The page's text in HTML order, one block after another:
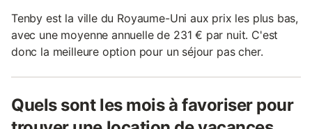
Tenby est la ville du Royaume-Uni aux prix les plus bas,
avec une moyenne annuelle de 231 € par nuit. C'est
donc la meilleure option pour un séjour pas cher.
Quels sont les mois à favoriser pour